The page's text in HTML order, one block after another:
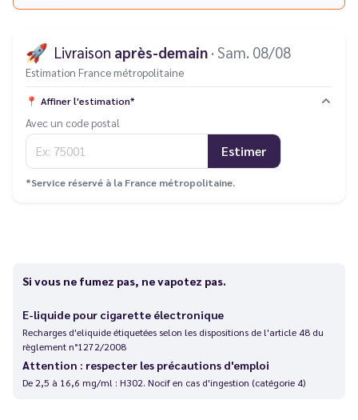
🚀 Livraison après-demain · Sam. 08/08
Estimation France métropolitaine
📍 Affiner l'estimation*
Avec un code postal
Estimer
*Service réservé à la France métropolitaine.
Si vous ne fumez pas, ne vapotez pas.
E-liquide pour cigarette électronique
Recharges d'eliquide étiquetées selon les dispositions de l'article 48 du
règlement n°1272/2008
Attention : respecter les précautions d'emploi
De 2,5 à 16,6 mg/ml : H302. Nocif en cas d'ingestion (catégorie 4)